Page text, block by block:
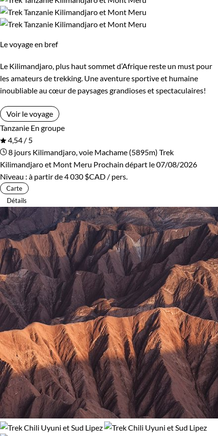
Le voyage en bref
Le Kilimandjaro, plus haut sommet d’Afrique reste un must pour
les amateurs de trekking. Une aventure sportive et humaine
inoubliable au cœur de paysages grandioses et spectaculaires!
Voir le voyage
Tanzanie En groupe
4,54 / 5
8 jours Kilimandjaro, voie Machame (5895m) Trek
Kilimandjaro et Mont Meru Prochain départ le 07/08/2026
Niveau : à partir de4 030 $CAD / pers.
Carte
Détails